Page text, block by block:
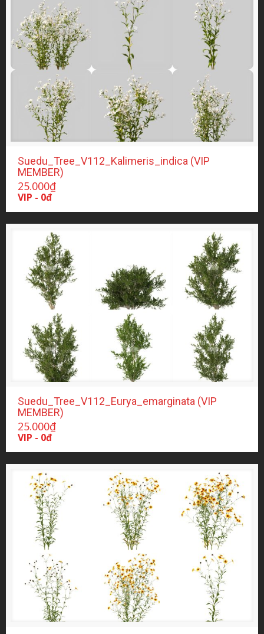
Suedu_Tree_V112_Kalimeris_indica (VIP
MEMBER)
25.000₫
VIP - 0đ
Suedu_Tree_V112_Eurya_emarginata (VIP
MEMBER)
25.000₫
VIP - 0đ